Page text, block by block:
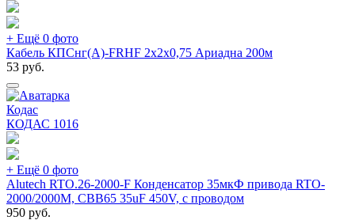
+ Ещё 0 фото
Кабель КПСнг(А)-FRHF 2х2х0,75 Ариадна 200м
53 руб.
Кодас
КОДАС 1016
+ Ещё 0 фото
Alutech RTO.26-2000-F Конденсатор 35мкФ привода RTO-
2000/2000М, CBB65 35uF 450V, с проводом
950 руб.